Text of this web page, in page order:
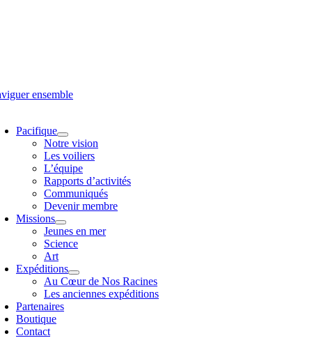
ensemble
Pacifique
Notre vision
Les voiliers
L’équipe
Rapports d’activités
Communiqués
Devenir membre
Missions
Jeunes en mer
Science
Art
Expéditions
Au Cœur de Nos Racines
Les anciennes expéditions
Partenaires
Boutique
Contact